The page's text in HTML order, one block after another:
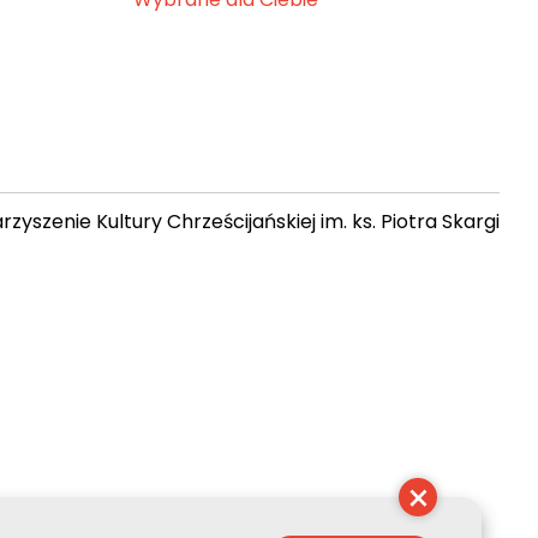
Kultury Chrześcijańskiej im. ks. Piotra Skargi
×